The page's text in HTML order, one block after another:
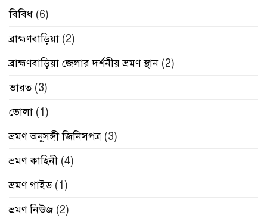
বিবিধ (6)
ব্রাহ্মণবাড়িয়া (2)
ব্রাহ্মণবাড়িয়া জেলার দর্শনীয় ভ্রমণ স্থান (2)
ভারত(3)
ভোলা (1)
ভ্রমণ অনুসঙ্গী জিনিসপত্র (3)
ভ্রমণ কাহিনী(4)
ভ্রমণ গাইড(1)
ভ্রমণ নিউজ (2)